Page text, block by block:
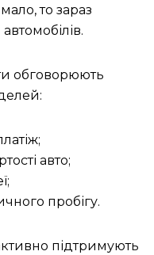
то зараз
обговорюють
авто;
пробігу.
підтримують